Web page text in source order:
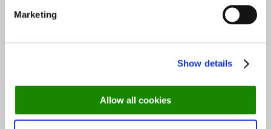
Marketing
Show details
Allow all cookies
annet østers, blåskjell og villfangst. Skal du ta turen innom
Sandefjord og Fritzøe Brygge er Sjøslag til å anbefale.
Book Brasserie France her ➤
Tags:Brasserie FranceJacob & GabrielKatla OsloStorm